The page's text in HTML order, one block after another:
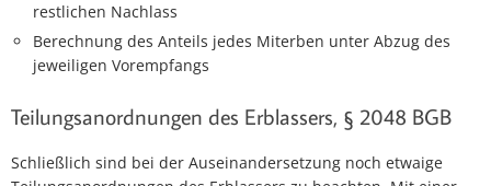
restlichen Nachlass
Berechnung des Anteils jedes Miterben unter Abzug des
jeweiligen Vorempfangs
Teilungsanordnungen des Erblassers, § 2048 BGB
Schließlich sind bei der Auseinandersetzung noch etwaige